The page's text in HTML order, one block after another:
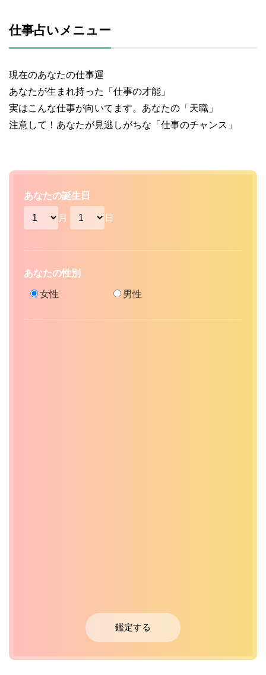
仕事占いメニュー
現在のあなたの仕事運
あなたが生まれ持った「仕事の才能」
実はこんな仕事が向いてます。あなたの「天職」
注意して！あなたが見逃しがちな「仕事のチャンス」
あなたの誕生日
月 日
あなたの性別
女性 男性
鑑定する